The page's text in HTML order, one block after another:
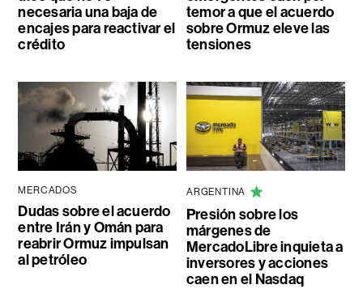
necesaria una baja de
encajes para reactivar el
crédito
temor a que el acuerdo
sobre Ormuz eleve las
tensiones
MERCADOS
Dudas sobre el acuerdo
entre Irán y Omán para
reabrir Ormuz impulsan
al petróleo
ARGENTINA
Presión sobre los
márgenes de
MercadoLibre inquieta a
inversores y acciones
caen en el Nasdaq